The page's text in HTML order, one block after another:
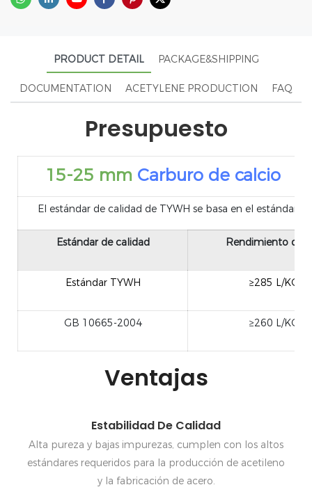
PRODUCT DETAIL PACKAGE&SHIPPING
DOCUMENTATION ACETYLENE PRODUCTION FAQ
Presupuesto
15-25 mm Carburo de calcio
El estándar de calidad de TYWH se basa en el estándar
Estándar de calidad Rendimiento de
Estándar TYWH ≥285 L/KG
GB 10665-2004 ≥260 L/KG
Ventajas
Estabilidad De Calidad
Alta pureza y bajas impurezas, cumplen con los altos
estándares requeridos para la producción de acetileno
y la fabricación de acero.